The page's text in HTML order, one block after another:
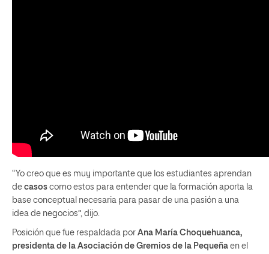
“Yo creo que es muy importante que los estudiantes aprendan
de casos como estos para entender que la formación aporta la
base conceptual necesaria para pasar de una pasión a una
idea de negocios”, dijo.
Posición que fue respaldada por Ana María Choquehuanca,
presidenta de la Asociación de Gremios de la Pequeña en el